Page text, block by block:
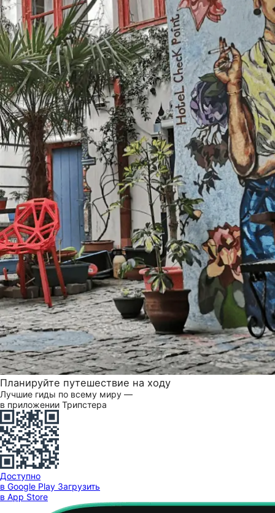
Планируйте путешествие на ходу
Лучшие гиды по всему миру —
в приложении Трипстера
Доступно
в Google Play Загрузить
в App Store